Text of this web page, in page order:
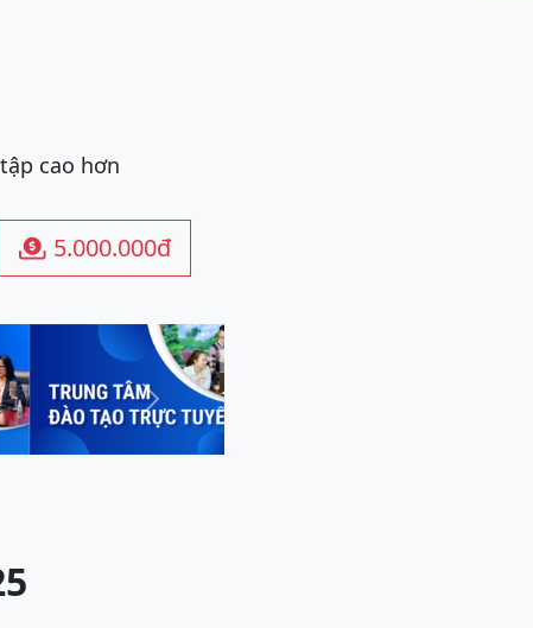
cao hơn
 5.000.000đ
Next